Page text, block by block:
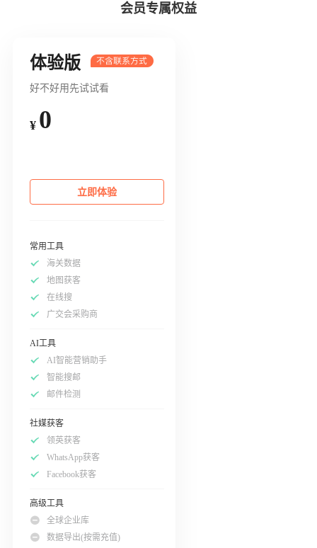
会员专属权益
体验版
好不好用先试试看
¥ 0
立即体验
常用工具
海关数据
地图获客
在线搜
广交会采购商
AI工具
AI智能营销助手
智能搜邮
邮件检测
社媒获客
领英获客
WhatsApp获客
Facebook获客
高级工具
全球企业库
数据导出(按需充值)